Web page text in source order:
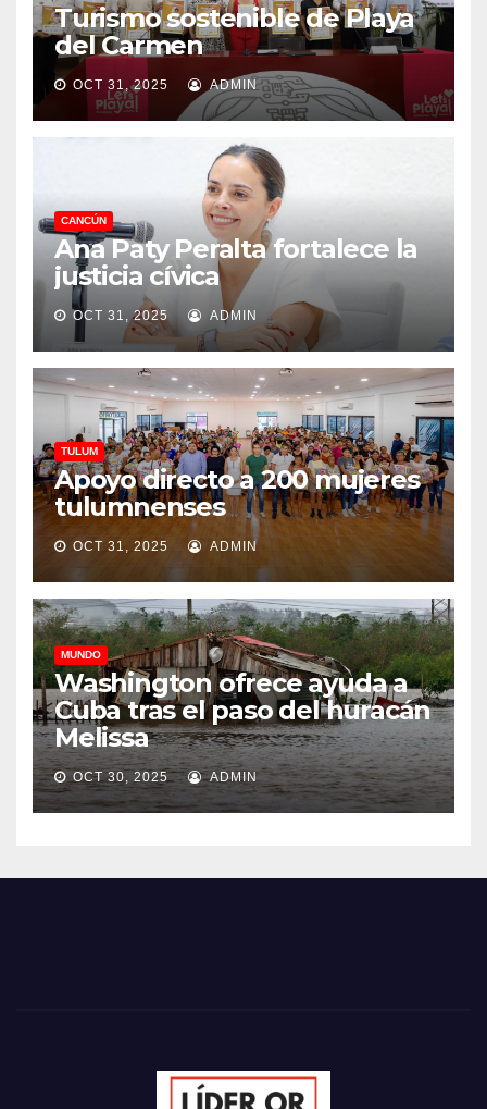
Turismo sostenible de Playa
del Carmen
OCT 31, 2025 ADMIN
CANCÚN
Ana Paty Peralta fortalece la
justicia cívica
OCT 31, 2025 ADMIN
TULUM
Apoyo directo a 200 mujeres
tulumnenses
OCT 31, 2025 ADMIN
MUNDO
Washington ofrece ayuda a
Cuba tras el paso del huracán
Melissa
OCT 30, 2025 ADMIN